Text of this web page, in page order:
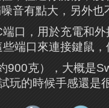
音有點大，另外也
口，用於充電和
端口來連接鍵鼠
900克），大概是
玩的時候手感還是